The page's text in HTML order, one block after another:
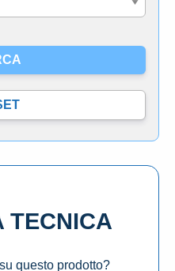
TECNICA
questo prodotto?